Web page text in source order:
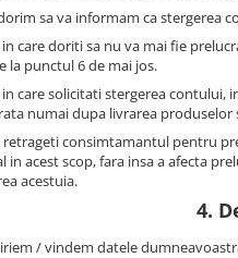
sa va informam ca stergerea
in care doriti sa nu va mai fie
la punctul 6 de mai jos.
in care solicitati stergerea contului,
numai dupa livrarea
retrageti consimtamantul pentru
in acest scop, fara insa a afecta
acestuia.
4.
/ vindem datele